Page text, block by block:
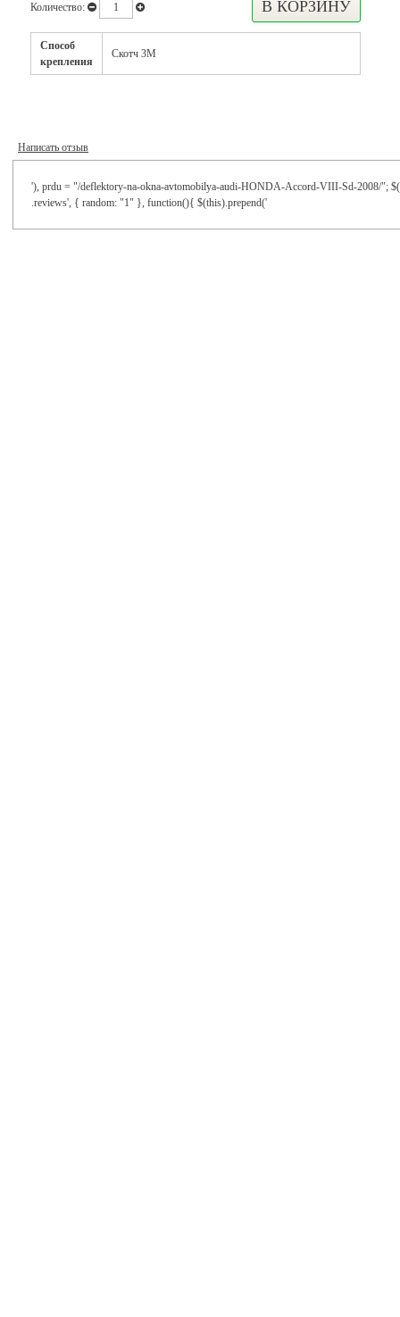
Количество:
Способ
крепления
Скотч 3М
Написать отзыв
'), prdu = "/deflektory-na-okna-avtomobilya-audi-HONDA-Accord-VIII-Sd-2008/";
.reviews', { random: "1" }, function(){ $(this).prepend('